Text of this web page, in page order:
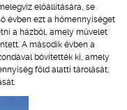
előállítására, se
évben ezt a hőmennyiséget
a házból, amely művelet
A második évben a
bővítették ki, amely
föld alatti tárolását,